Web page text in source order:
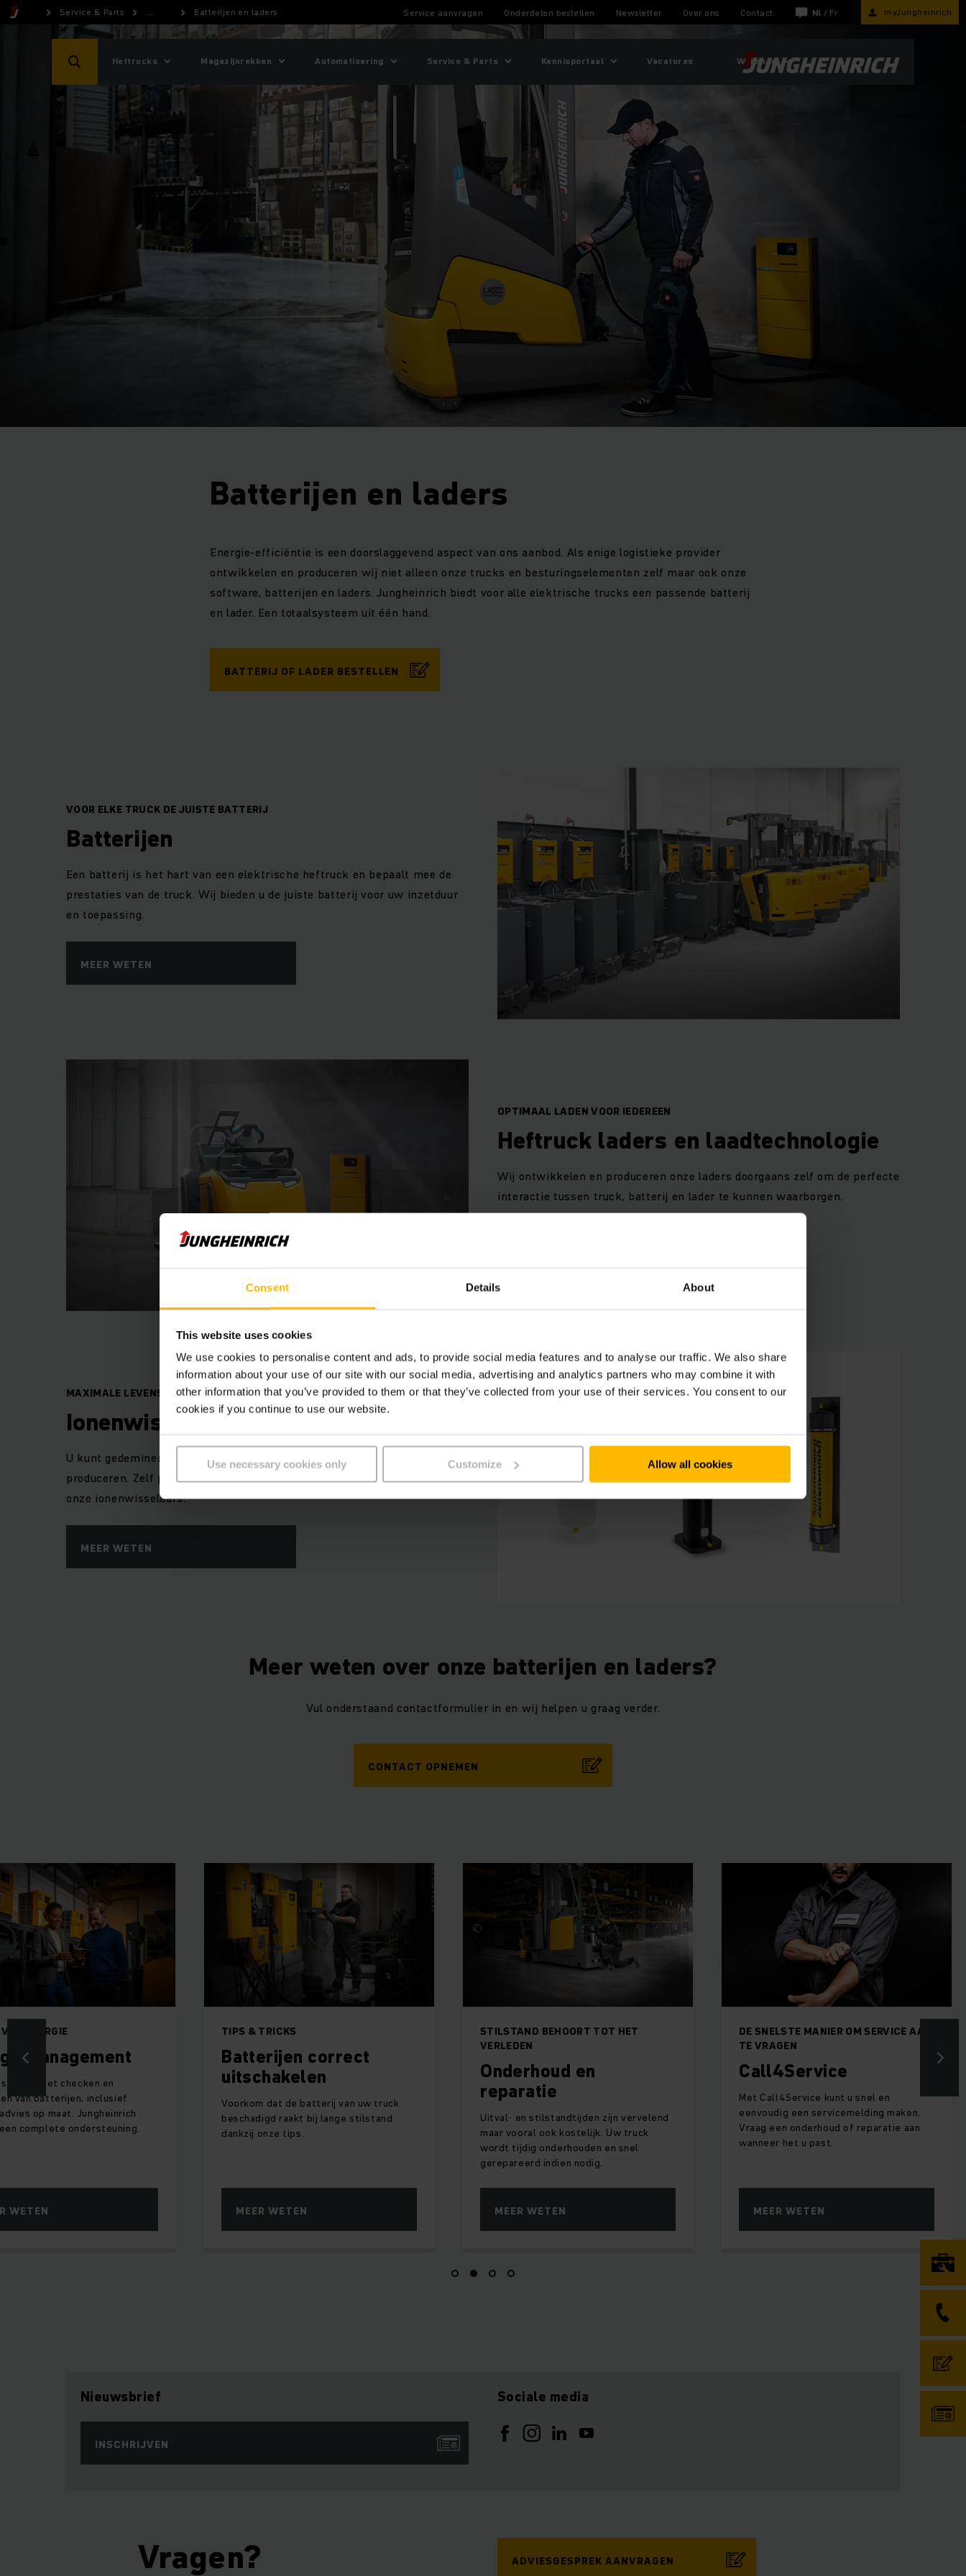
Consent Details About
This website uses cookies
We use cookies to personalise content and ads, to provide social media features and to analyse our traffic. We also share
information about your use of our site with our social media, advertising and analytics partners who may combine it with
other information that you’ve provided to them or that they’ve collected from your use of their services. You consent to our
cookies if you continue to use our website.
Use necessary cookies only Customize Allow all cookies
Service & Parts ... Batterijen en laders Service aanvragen Onderdelen bestellen Newsletter Over ons Contact Nl / Fr myJungheinrich
Heftrucks Magazijnrekken Automatisering Service & Parts Kennisportaal Vacatures Webshop
Batterijen en laders
Energie-efficiëntie is een doorslaggevend aspect van ons aanbod. Als enige logistieke provider
ontwikkelen en produceren wij niet alleen onze trucks en besturingselementen zelf maar ook onze
software, batterijen en laders. Jungheinrich biedt voor alle elektrische trucks een passende batterij
en lader. Een totaalsysteem uit één hand.
BATTERIJ OF LADER BESTELLEN
VOOR ELKE TRUCK DE JUISTE BATTERIJ
Batterijen
Een batterij is het hart van een elektrische heftruck en bepaalt mee de
prestaties van de truck. Wij bieden u de juiste batterij voor uw inzetduur
en toepassing.
MEER WETEN
OPTIMAAL LADEN VOOR IEDEREEN
Heftruck laders en laadtechnologie
Wij ontwikkelen en produceren onze laders doorgaans zelf om de perfecte
interactie tussen truck, batterij en lader te kunnen waarborgen.
MAXIMALE LEVENSDUUR VOOR UW BATTERIJEN
Ionenwisselaars
U kunt gedemineraliseerd water ofwel duur inkopen ofwel efficiënt zelf
produceren. Zelf produceren is heel eenvoudig mogelijk met
onze ionenwisselaars.
MEER WETEN
Meer weten over onze batterijen en laders?
Vul onderstaand contactformulier in en wij helpen u graag verder.
CONTACT OPNEMEN
ENERGIE
het checken en
van batterijen, inclusief
op maat. Jungheinrich
complete ondersteuning.
WETEN
TIPS & TRICKS
Batterijen correct
uitschakelen
Voorkom dat de batterij van uw truck
beschadigd raakt bij lange stilstand
dankzij onze tips.
MEER WETEN
STILSTAND BEHOORT TOT HET
VERLEDEN
Onderhoud en
reparatie
Uitval- en stilstandtijden zijn vervelend
maar vooral ook kostelijk. Uw truck
wordt tijdig onderhouden en snel
gerepareerd indien nodig.
MEER WETEN
DE SNELSTE MANIER OM SERVICE AAN
TE VRAGEN
Call4Service
Met Call4Service kunt u snel en
eenvoudig een servicemelding maken.
Vraag een onderhoud of reparatie aan
wanneer het u past.
MEER WETEN
Nieuwsbrief
INSCHRIJVEN
Sociale media
Vragen? ADVIESGESPREK AANVRAGEN